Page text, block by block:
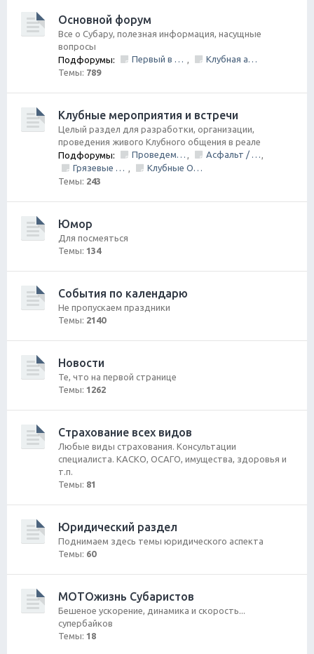
Основной форум
Все о Субару, полезная информация, насущные
вопросы
Подфорумы:
Первый в Петербурге Subafest 2015 ,
Клубная атрибутика
Темы: 789
Клубные мероприятия и встречи
Целый раздел для разработки, организации,
проведения живого Клубного общения в реале
Подфорумы:
Проведем День Рождения Клуба, ВМЕСТЕ! , Асфальт / Грунт Покатушки
,
Грязевые покатушки/ Оффроуд
,
Клубные Ориентирования
Темы: 243
Юмор
Для посмеяться
Темы: 134
События по календарю
Не пропускаем праздники
Темы: 2140
Новости
Те, что на первой странице
Темы: 1262
Страхование всех видов
Любые виды страхования. Консультации
специалиста. КАСКО, ОСАГО, имущества, здоровья и
т.п.
Темы: 81
Юридический раздел
Поднимаем здесь темы юридического аспекта
Темы: 60
МОТОжизнь Субаристов
Бешеное ускорение, динамика и скорость...
супербайков
Темы: 18